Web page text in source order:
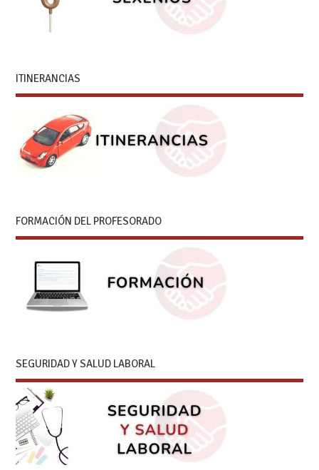
ITINERANCIAS
FORMACIÓN DEL PROFESORADO
SEGURIDAD Y SALUD LABORAL